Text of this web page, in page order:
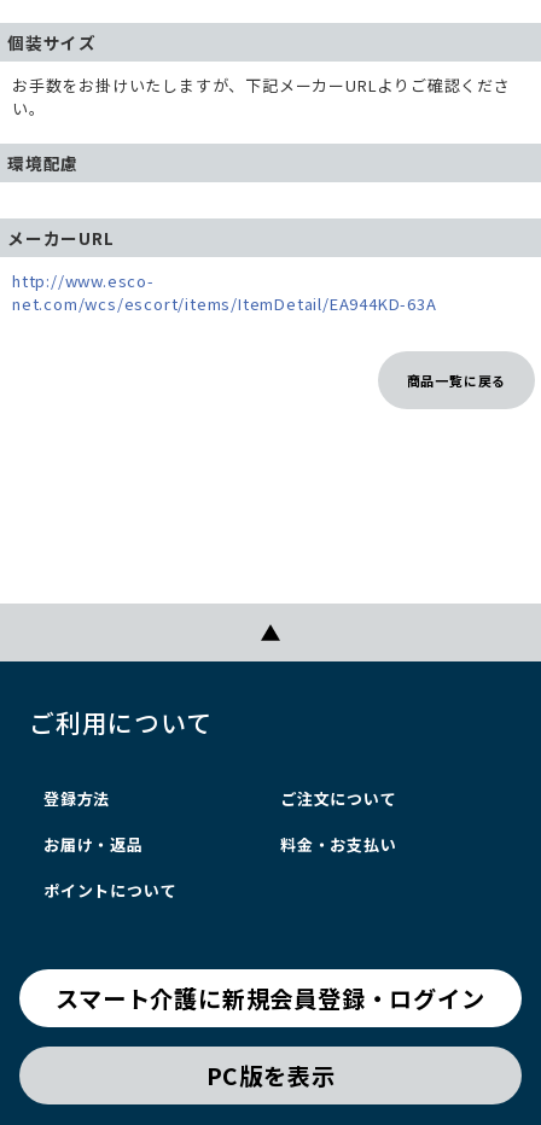
個装サイズ
お手数をお掛けいたしますが、下記メーカーURLよりご確認くださ
い。
環境配慮
メーカーURL
http://www.esco-
net.com/wcs/escort/items/ItemDetail/EA944KD-63A
商品一覧に戻る
ご利用について
登録方法 ご注文について
お届け・返品 料金・お支払い
ポイントについて
スマート介護に新規会員登録・ログイン
PC版を表示